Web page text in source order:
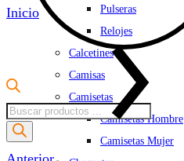
Pulseras
Relojes
Calcetines
Camisas
Camisetas
Camisetas Hombre
Camisetas Mujer
Búsqueda
de
productos
Inicio
Product